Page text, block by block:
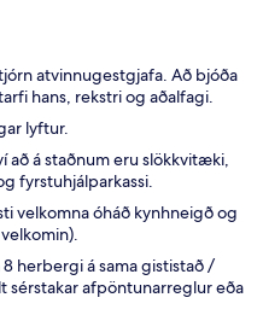
atvinnugestgjafa. Að bjóða
hans, rekstri og aðalfagi.
lyftur.
að á staðnum eru slökkvitæki,
fyrstuhjálparkassi.
velkomna óháð kynhneigð og
herbergi á sama gististað /
sérstakar afpöntunarreglur eða